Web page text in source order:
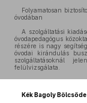
Folyamatosan
óvodában
A szolgáltatási
óvodapedagógus
részére is nagy
óvodai kirándulás
szolgáltatásoknál
felülvizsgálata.
Kék Bagoly